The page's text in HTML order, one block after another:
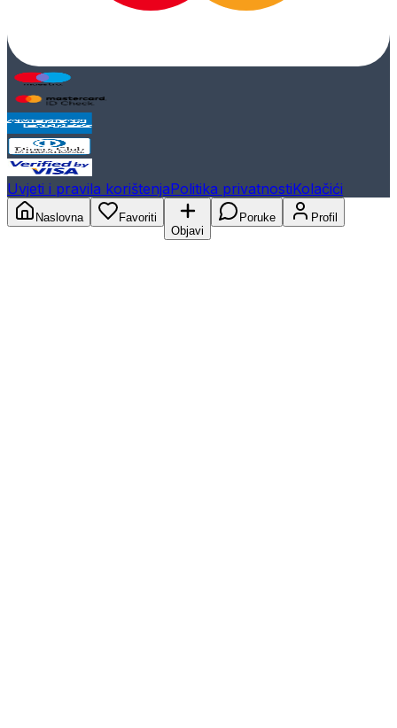
Uvjeti i pravila korištenjaPolitika privatnostiKolačići
Naslovna
Favoriti
Objavi
Poruke Profil